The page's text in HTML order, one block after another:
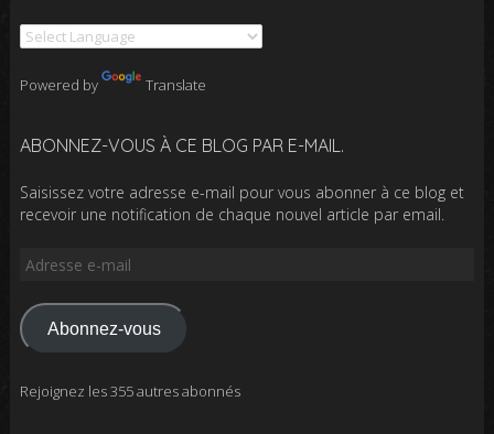
Powered by Translate
ABONNEZ-VOUS À CE BLOG PAR E-MAIL.
Saisissez votre adresse e-mail pour vous abonner à ce blog et
recevoir une notification de chaque nouvel article par email.
Adresse
mail
Abonnez-vous
Rejoignez les 355 autres abonnés